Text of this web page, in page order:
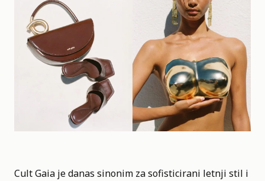
Cult Gaia je danas sinonim za sofisticirani letnji stil i